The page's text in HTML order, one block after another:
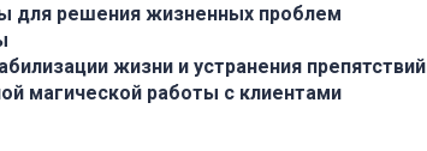
для решения жизненных проблем
жизни и устранения препятствий
магической работы с клиентами